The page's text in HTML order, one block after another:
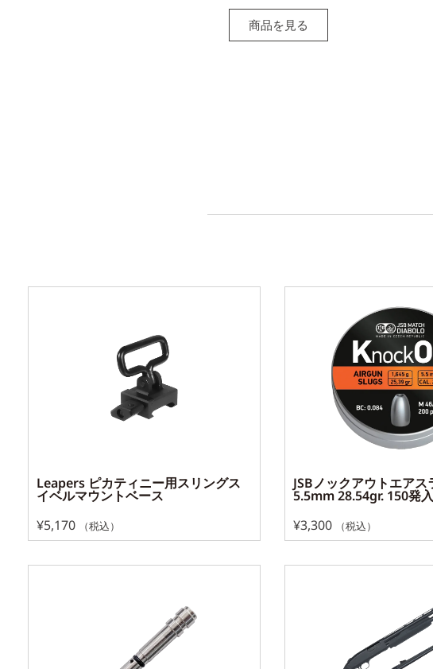
商品を見る
Leapers ピカティニー用スリングス
イベルマウントベース
¥5,170 （税込）
JSBノックアウトエア
5.5mm 28.54gr. 150発入
¥3,300 （税込）